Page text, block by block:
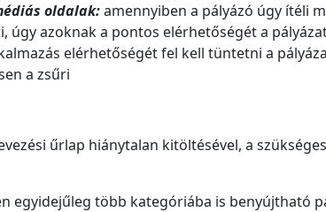
oldalak:amennyiben a pályázó úgy ítéli
úgy azoknak a pontos elérhetőségét a
elérhetőségét fel kell tüntetni a
a zsűri
űrlap hiánytalan kitöltésével, a
egyidejűleg több kategóriába is benyújtható